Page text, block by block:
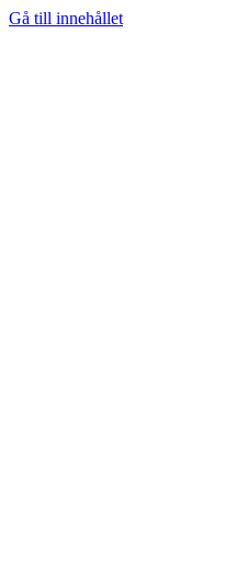
Gå till innehållet